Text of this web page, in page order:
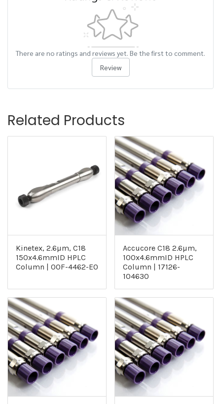
There are no ratings and reviews yet. Be the first to comment.
Review
Related Products
Kinetex, 2.6µm, C18
150x4.6mmID HPLC
Column | 00F-4462-E0
Accucore C18 2.6µm,
100x4.6mmID HPLC
Column | 17126-
104630